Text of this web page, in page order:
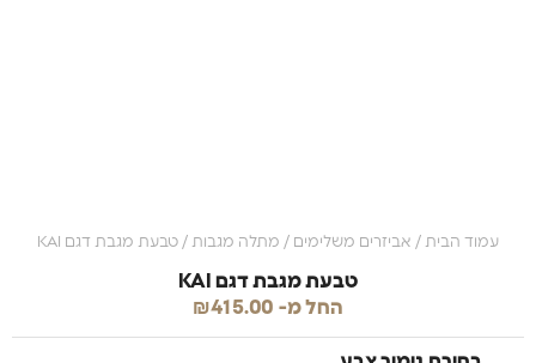
עמוד הבית / אביזרים משלימים / מתלה מגבות / טבעת מגבת דגם KAI
טבעת מגבת דגם KAI
החל מ-
₪415.00